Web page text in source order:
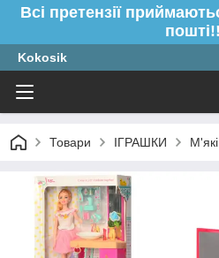
Всі претензії
Kokosik
Товари ІГРАШКИ